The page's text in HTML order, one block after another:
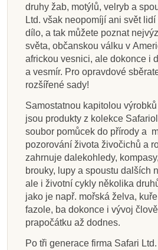
druhy žab, motýlů, velryb a
Ltd. však neopomíjí ani svět
dílo, a tak můžete poznat
světa, občanskou válku v
africkou vesnici, ale dokonce i
a vesmír. Pro opravdové
rozšířené sady!
Samostatnou kapitolou
jsou produkty z kolekce
soubor pomůcek do přírody a
pozorování života živočichů a
zahrnuje dalekohledy,
brouky, lupy a spoustu dalších
ale i životní cykly několika
jako je např. mořská želva,
fazole, ba dokonce i vývoj
prapočátku až dodnes.
Po tři generace firma Safari